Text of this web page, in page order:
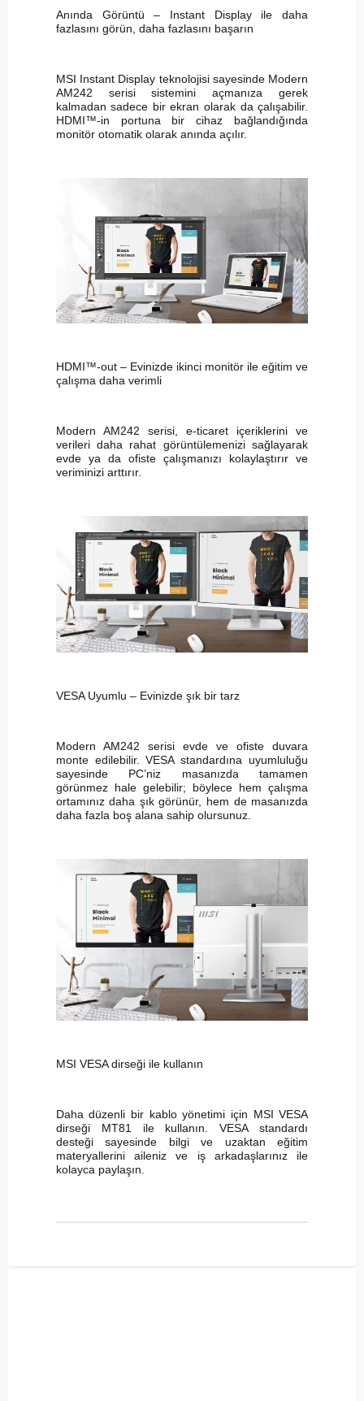
Anında Görüntü – Instant Display ile daha
fazlasını görün, daha fazlasını başarın
MSI Instant Display teknolojisi sayesinde Modern
AM242 serisi sistemini açmanıza gerek
kalmadan sadece bir ekran olarak da çalışabilir.
HDMI™-in portuna bir cihaz bağlandığında
monitör otomatik olarak anında açılır.
HDMI™-out – Evinizde ikinci monitör ile eğitim ve
çalışma daha verimli
Modern AM242 serisi, e-ticaret içeriklerini ve
verileri daha rahat görüntülemenizi sağlayarak
evde ya da ofiste çalışmanızı kolaylaştırır ve
veriminizi arttırır.
VESA Uyumlu – Evinizde şık bir tarz
Modern AM242 serisi evde ve ofiste duvara
monte edilebilir. VESA standardına uyumluluğu
sayesinde PC’niz masanızda tamamen
görünmez hale gelebilir; böylece hem çalışma
ortamınız daha şık görünür, hem de masanızda
daha fazla boş alana sahip olursunuz.
MSI VESA dirseği ile kullanın
Daha düzenli bir kablo yönetimi için MSI VESA
dirseği MT81 ile kullanın. VESA standardı
desteği sayesinde bilgi ve uzaktan eğitim
materyallerini aileniz ve iş arkadaşlarınız ile
kolayca paylaşın.